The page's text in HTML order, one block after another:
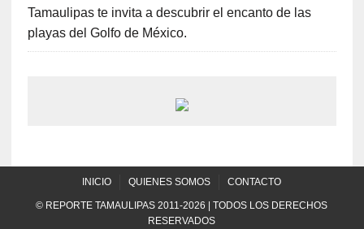
Tamaulipas te invita a descubrir el encanto de las
playas del Golfo de México.
INICIO QUIENES SOMOS CONTACTO
© REPORTE TAMAULIPAS 2011-2026 | TODOS LOS DERECHOS
RESERVADOS